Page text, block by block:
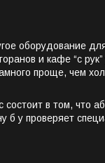
оборудование
и кафе “с
проще, чем
состоит в том, что
у проверяет